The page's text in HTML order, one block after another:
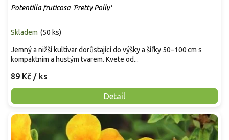
Potentilla fruticosa 'Pretty Polly'
Skladem (50 ks)
89 Kč / ks
Detail
Jemný a nižší kultivar dorůstající do výšky a šířky 50–100 cm s
kompaktním a hustým tvarem. Kvete od...